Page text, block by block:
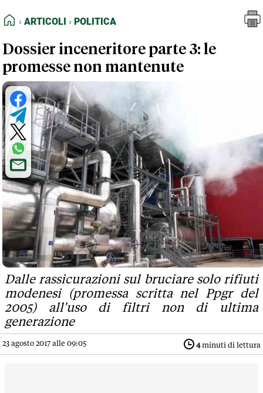
FEED RSS
NORMATIVE DEONTOLOGICHE
TERMINI e CONDIZIONI
HOME
ARTICOLI POLITICA
Dossier inceneritore parte 3: le
promesse non mantenute
Dalle rassicurazioni sul bruciare solo rifiuti
modenesi (promessa scritta nel Ppgr del
2005) all'uso di filtri non di ultima
generazione
23 agosto 2017 alle 09:05 4minuti di lettura